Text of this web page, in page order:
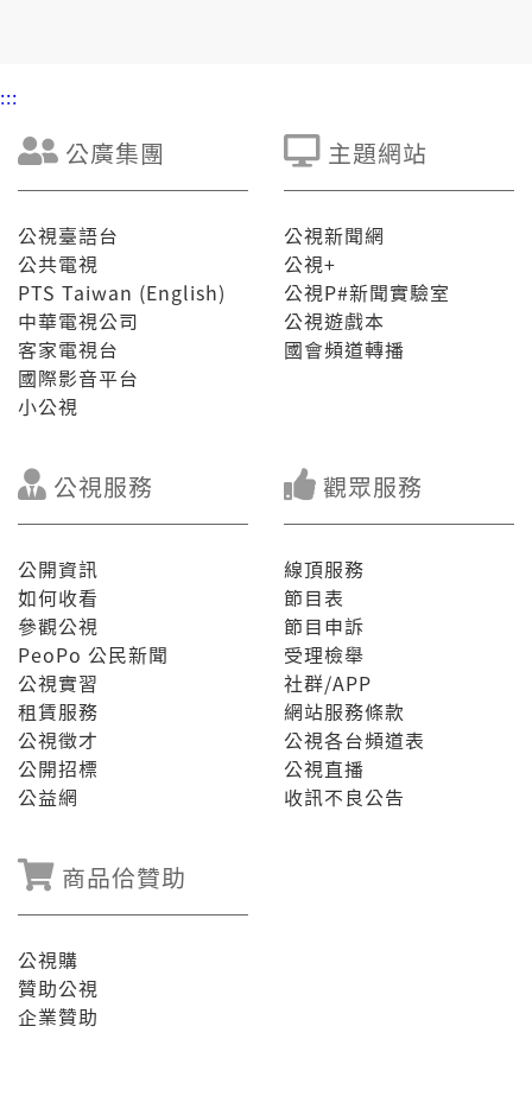
:::
公廣集團
公視臺語台
公共電視
PTS Taiwan (English)
中華電視公司
客家電視台
國際影音平台
小公視
主題網站
公視新聞網
公視+
公視P#新聞實驗室
公視遊戲本
國會頻道轉播
公視服務
公開資訊
如何收看
參觀公視
PeoPo 公民新聞
公視實習
租賃服務
公視徵才
公開招標
公益網
觀眾服務
線頂服務
節目表
節目申訴
受理檢舉
社群/APP
網站服務條款
公視各台頻道表
公視直播
收訊不良公告
商品佮贊助
公視購
贊助公視
企業贊助